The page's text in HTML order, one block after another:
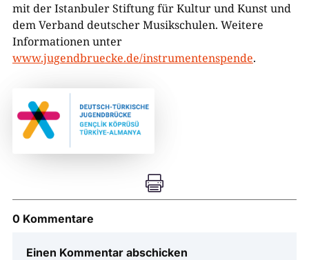
mit der Istanbuler Stiftung für Kultur und Kunst und
dem Verband deutscher Musikschulen. Weitere
Informationen unter
www.jugendbruecke.de/instrumentenspende.

0 Kommentare
Einen Kommentar abschicken